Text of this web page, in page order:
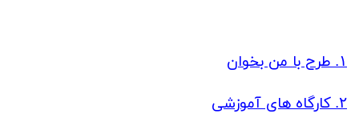
۱. طرح با من بخوان
۲. کارگاه های آموزشی